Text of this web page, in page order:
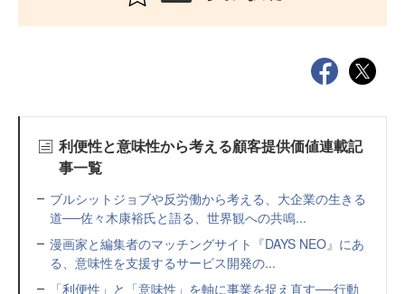
利便性と意味性から考える顧客提供価値連載記
事一覧
ブルシットジョブや反労働から考える、大企業の生きる
道──佐々木康裕氏と語る、世界観への共鳴...
漫画家と編集者のマッチングサイト『DAYS NEO』にあ
る、意味性を支援するサービス開発の...
「利便性」と「意味性」を軸に事業を捉え直す──行動